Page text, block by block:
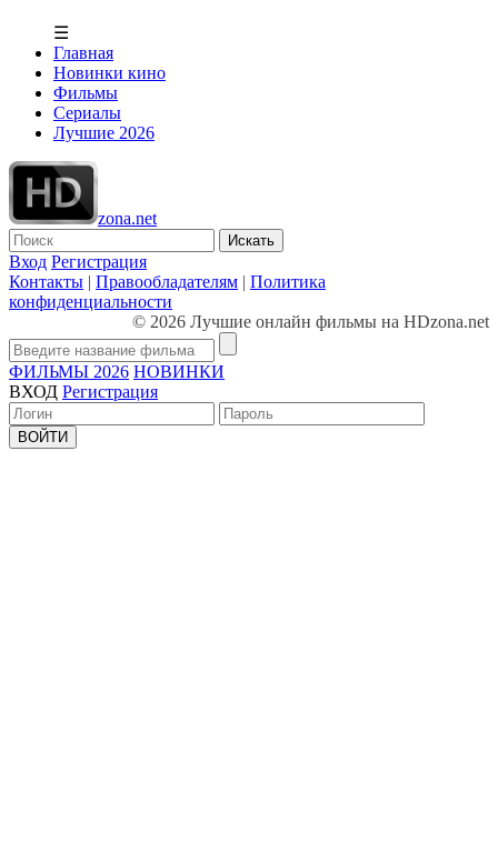
☰
Главная
Новинки кино
Фильмы
Сериалы
Лучшие 2026
zona.net
Искать
Вход Регистрация
Контакты | Правообладателям | Политика
конфиденциальности
© 2026 Лучшие онлайн фильмы на HDzona.net
ФИЛЬМЫ 2026 НОВИНКИ
ВХОД Регистрация